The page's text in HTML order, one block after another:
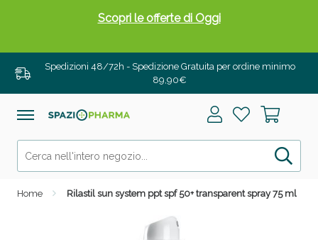
Spedizioni 48/72h - Spedizione Gratuita per ordine minimo
89,90€
Home Rilastil sun system ppt spf 50+ transparent spray 75 ml
Scopri le offerte di Oggi